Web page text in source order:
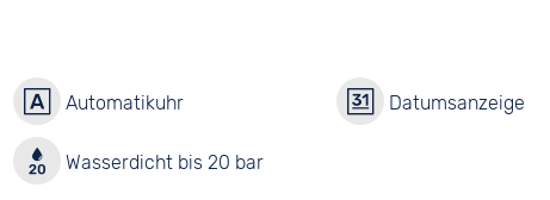
Automatikuhr Datumsanzeige
Wasserdicht bis 20 bar